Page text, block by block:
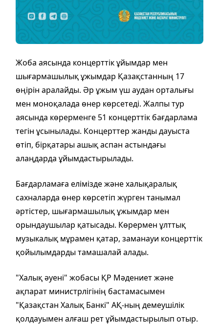
Жоба аясында концерттік ұйымдар мен
шығармашылық ұжымдар Қазақстанның 17
өңірін аралайды. Әр ұжым үш аудан орталығы
мен моноқалада өнер көрсетеді. Жалпы тур
аясында көрерменге 51 концерттік бағдарлама
тегін ұсынылады. Концерттер жанды дауыста
өтіп, бірқатары ашық аспан астындағы
алаңдарда ұйымдастырылады.
Бағдарламаға елімізде және халықаралық
сахналарда өнер көрсетіп жүрген танымал
әртістер, шығармашылық ұжымдар мен
орындаушылар қатысады. Көрермен ұлттық
музыкалық мұрамен қатар, заманауи концерттік
қойылымдарды тамашалай алады.
"Халық әуені" жобасы ҚР Мәдениет және
ақпарат министрлігінің бастамасымен
"Қазақстан Халық Банкі" АҚ-ның демеушілік
қолдауымен алғаш рет ұйымдастырылып отыр.